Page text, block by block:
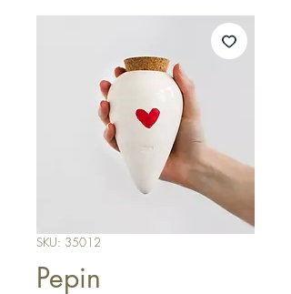
SKU: 35012
Pepin